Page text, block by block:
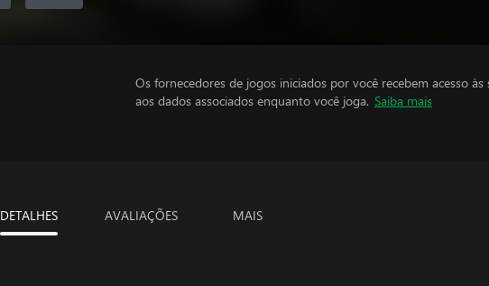
Os fornecedores de jogos iniciados por você recebem acesso
aos dados associados enquanto você joga. Saiba mais
DETALHES AVALIAÇÕES MAIS